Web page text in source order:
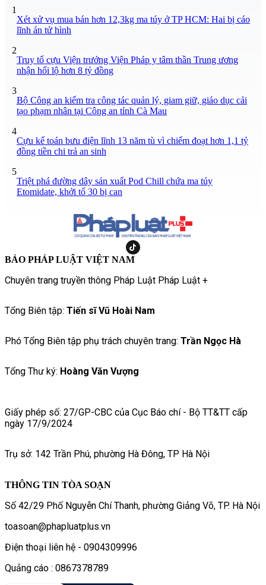
1
Xét xử vụ mua bán hơn 12,3kg ma túy ở TP HCM: Hai bị cáo
lĩnh án tử hình
2
Truy tố cựu Viện trưởng Viện Pháp y tâm thần Trung ương
nhận hối lộ hơn 8 tỷ đồng
3
Bộ Công an kiểm tra công tác quản lý, giam giữ, giáo dục cải
tạo phạm nhân tại Công an tỉnh Cà Mau
4
Cựu kế toán bưu điện lĩnh 13 năm tù vì chiếm đoạt hơn 1,1 tỷ
đồng tiền chi trả an sinh
5
Triệt phá đường dây sản xuất Pod Chill chứa ma túy
Etomidate, khởi tố 30 bị can
BÁO PHÁP LUẬT VIỆT NAM
Chuyên trang truyền thông Pháp Luật Pháp Luật +
Tổng Biên tập: Tiến sĩ Vũ Hoài Nam
Phó Tổng Biên tập phụ trách chuyên trang: Trần Ngọc Hà
Tổng Thư ký: Hoàng Văn Vượng
Giấy phép số: 27/GP-CBC của Cục Báo chí - Bộ TT&TT cấp
ngày 17/9/2024
Trụ sở: 142 Trần Phú, phường Hà Đông, TP Hà Nội
THÔNG TIN TÒA SOẠN
Số 42/29 Phố Nguyễn Chí Thanh, phường Giảng Võ, TP. Hà Nội
toasoan@phapluatplus.vn
Điện thoại liên hệ - 0904309996
Quảng cáo : 0867378789